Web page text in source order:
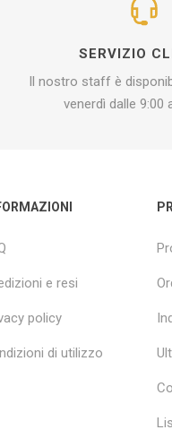
SERVIZIO
Il nostro staff è
venerdì dalle 9:00
e resi
policy
di utilizzo